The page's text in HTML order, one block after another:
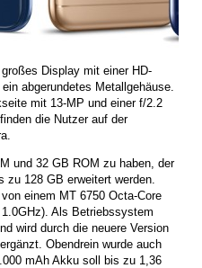
Display mit einer HD-
abgerundetes Metallgehäuse.
mit 13-MP und einer f/2.2
die Nutzer auf der
und 32 GB ROM zu haben, der
128 GB erweitert werden.
einem MT 6750 Octa-Core
Als Betriebssystem
wird durch die neuere Version
Obendrein wurde auch
mAh Akku soll bis zu 1,36